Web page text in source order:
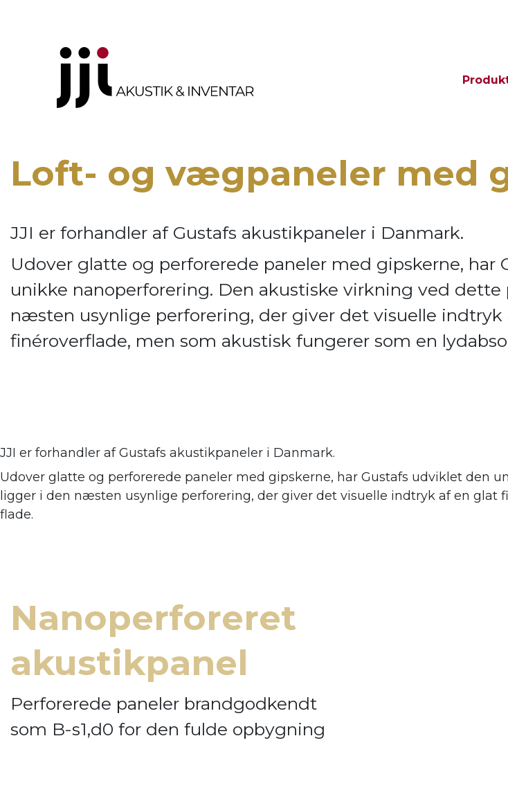
Loft- og vægpaneler med
JJI er forhandler af Gustafs akustikpaneler i Danmark.
Udover glatte og perforerede paneler med gipskerne, har
unikke nanoperforering. Den akustiske virkning ved dette
næsten usynlige perforering, der giver det visuelle indtryk
finéroverflade, men som akustisk fungerer som en
JJI er forhandler afGustafs akustikpaneler i Danmark.
Udover glatte og perforerede paneler med gipskerne, har Gustafs udviklet den
ligger i den næsten usynlige perforering, der giver det visuelle indtryk af en
flade.
Nanoperforeret
akustikpanel
Perforerede paneler brandgodkendt
som B-s1,d0 for den fulde opbygning